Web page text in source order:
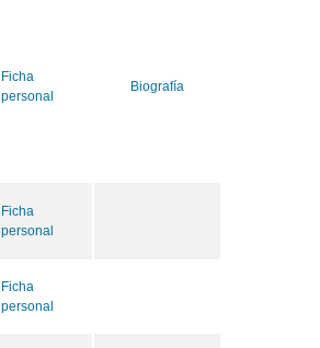
Ficha
personal
Biografía
Ficha
personal
Ficha
personal